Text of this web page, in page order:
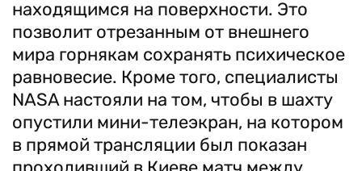
находящимся на поверхности. Это
позволит отрезанным от внешнего
мира горнякам сохранять психическое
равновесие. Кроме того, специалисты
NASA настояли на том, чтобы в шахту
опустили мини-телеэкран, на котором
в прямой трансляции был показан